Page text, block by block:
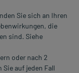
Sie sich an Ihren
die
sind. Siehe
oder nach 2
auf jeden Fall